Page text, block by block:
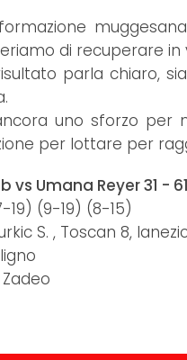
di recuperare in
parla chiaro,
uno sforzo per
per lottare per
vs Umana Reyer 31 - 61
19) (9-19) (8-15)
S. , Toscan 8,